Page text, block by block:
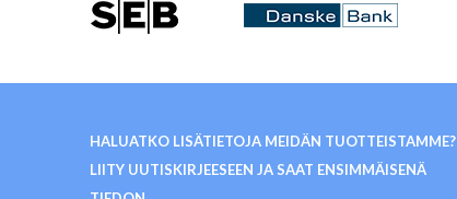
HALUATKO LISÄTIETOJA MEIDÄN TUOTTEISTAMME?
LIITY UUTISKIRJEESEEN JA SAAT ENSIMMÄISENÄ